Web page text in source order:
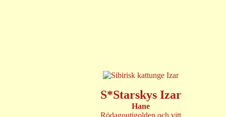
S*Starskys Izar
Hane
Rödagoutigolden och vitt